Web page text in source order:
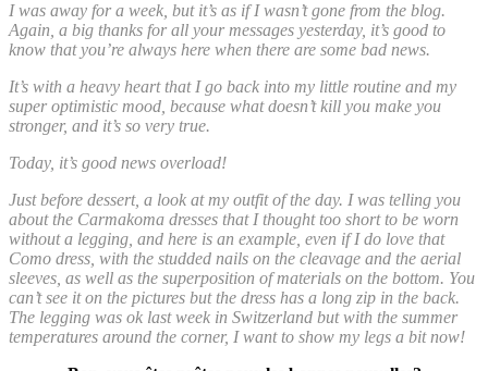
I was away for a week, but it’s as if I wasn’t gone from the blog.
Again, a big thanks for all your messages yesterday, it’s good to
know that you’re always here when there are some bad news.
It’s with a heavy heart that I go back into my little routine and my
super optimistic mood, because what doesn’t kill you make you
stronger, and it’s so very true.
Today, it’s good news overload!
Just before dessert, a look at my outfit of the day. I was telling you
about the Carmakoma dresses that I thought too short to be worn
without a legging, and here is an example, even if I do love that
Como dress, with the studded nails on the cleavage and the aerial
sleeves, as well as the superposition of materials on the bottom. You
can’t see it on the pictures but the dress has a long zip in the back.
The legging was ok last week in Switzerland but with the summer
temperatures around the corner, I want to show my legs a bit now!